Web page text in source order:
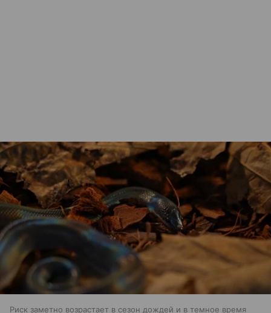
Риск заметно возрастает в сезон дождей и в темное время